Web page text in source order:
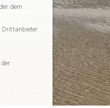
dem
Drittanbieter